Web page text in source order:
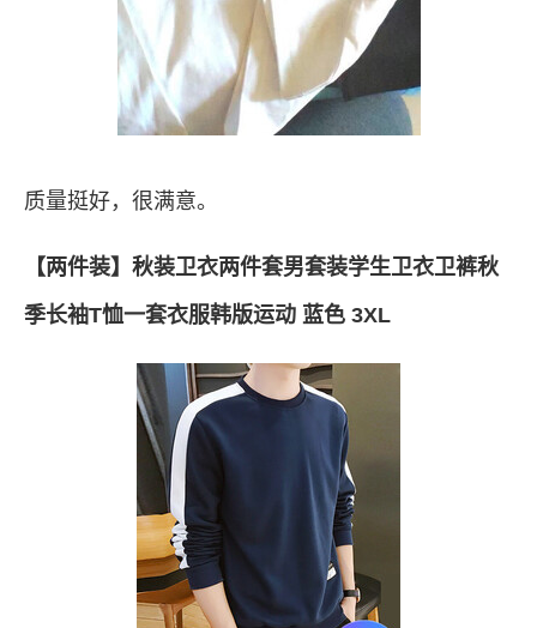
质量挺好，很满意。
【两件装】秋装卫衣两件套男套装学生卫衣卫裤秋
季长袖T恤一套衣服韩版运动 蓝色 3XL